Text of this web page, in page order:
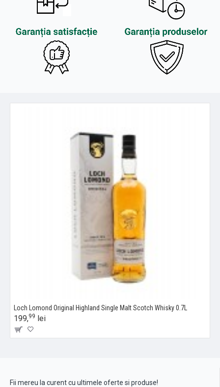
Loch Lomond Original Highland Single Malt Scotch Whisky 0.7L
199,99 lei
Fii mereu la curent cu ultimele oferte si produse!